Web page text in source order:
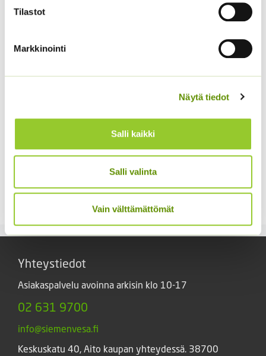
Tilastot
Markkinointi
Näytä tiedot
Salli kaikki
Salli valinta
Vain välttämättömät
sekoitus
Kiinanasteri Matador
3,80€ Sisältää arvonlisäveron
Tuoksuherne Little
Yhteystiedot
Asiakaspalvelu avoinna arkisin klo 10-17
02 631 9700
info@siemenvesa.fi
Keskuskatu 40, Aito kaupan yhteydessä. 38700